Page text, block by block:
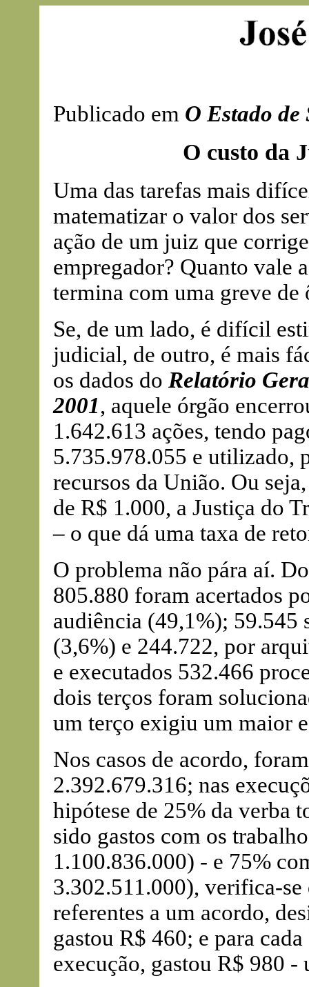
Publicado em O Estado de
O custo da
Uma das tarefas mais
matematizar o valor dos
ação de um juiz que
empregador? Quanto vale
termina com uma greve de
Se, de um lado, é difícil
judicial, de outro, é mais
os dados do Relatório
2001, aquele órgão
1.642.613 ações, tendo
5.735.978.055 e utilizado,
recursos da União. Ou
de R$ 1.000, a Justiça do
– o que dá uma taxa de
O problema não pára aí.
805.880 foram acertados
audiência (49,1%); 59.545
(3,6%) e 244.722, por
e executados 532.466
dois terços foram
um terço exigiu um maior
Nos casos de acordo,
2.392.679.316; nas
hipótese de 25% da verba
sido gastos com os
1.100.836.000) - e 75%
3.302.511.000), verifica-se
referentes a um acordo,
gastou R$ 460; e para
execução, gastou R$ 980 -